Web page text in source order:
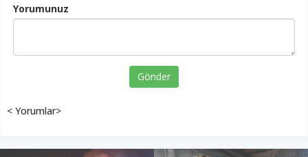
Yorumunuz
Gönder
< Yorumlar>